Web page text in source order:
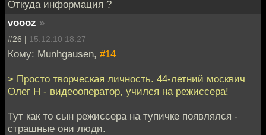
Откуда информация ?
voooz »
#26 | 15.12.10 18:27
Кому: Munhgausen, #14
> Просто творческая личность. 44-летний москвич
Олег Н - видеооператор, учился на режиссера!
Тут как то сын режиссера на тупичке появлялся -
страшные они люди.